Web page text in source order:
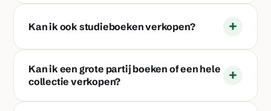
Kan ik ook studieboeken verkopen? +
Kan ik een grote partij boeken of een hele
collectie verkopen?
+